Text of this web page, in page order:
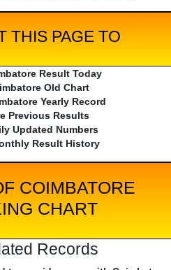
THIS PAGE TO
Result Today
Old Chart
Yearly Record
Previous Results
Updated Numbers
Result History
COIMBATORE
CHART
Records